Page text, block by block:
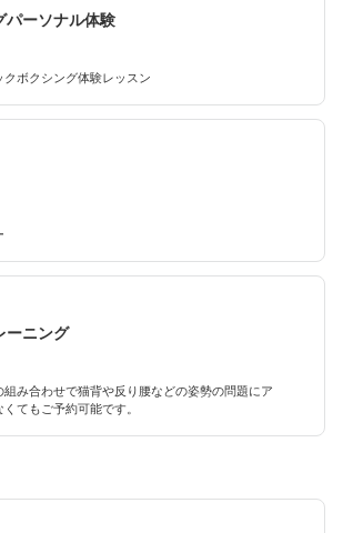
パーソナル体験
ボクシング体験レッスン
ーニング
組み合わせで猫背や反り腰などの姿勢の問題にア
てもご予約可能です。